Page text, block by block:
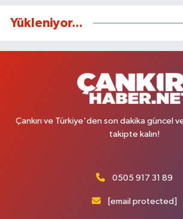
Yükleniyor...
Çankırı ve Türkiye'den son dakika güncel
takipte kalın!
0505 917 31 89
[email protected]